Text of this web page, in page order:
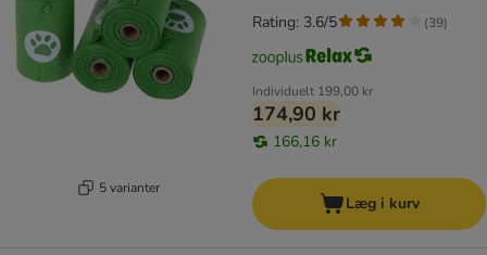
5 varianter
Individuelt 199,00 kr
174,90 kr
166,16 kr
Rating: 3.6/5 (39)
Læg i kurv